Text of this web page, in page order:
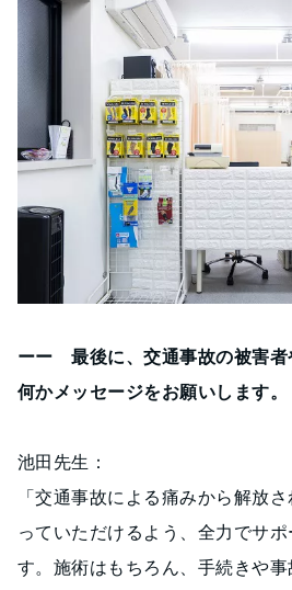
ーー 最後に、交通事故の被害者
何かメッセージをお願いします。
池田先生：
「交通事故による痛みから解放
っていただけるよう、全力でサ
す。施術はもちろん、手続きや